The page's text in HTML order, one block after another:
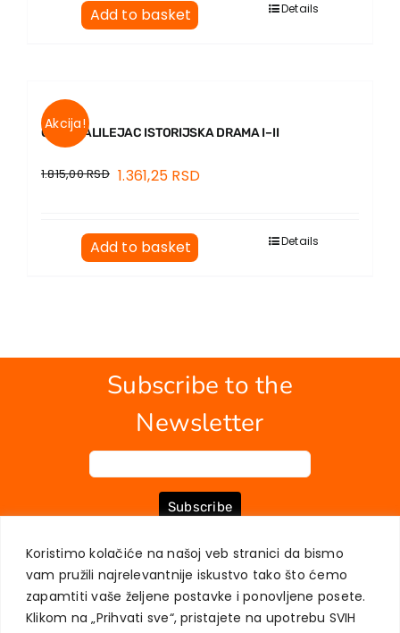
Koristimo kolačiće na našoj veb stranici da bismo
vam pružili najrelevantnije iskustvo tako što ćemo
zapamtiti vaše željene postavke i ponovljene posete.
Klikom na „Prihvati sve“, pristajete na upotrebu SVIH
Add to basket Details
Akcija!
CAR I GALILEJAC ISTORIJSKA DRAMA I–II
1.815,00RSD 1.361,25 RSD
Add to basket Details
Subscribe to the
Newsletter
Subscribe
ABOUT US BOOKS MY ACCOUNT CONTACT
TERMS OF PURCHASE
USER PRIVACY PROTECTION